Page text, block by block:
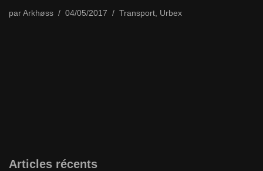
par Arkhøss 04/05/2017 Transport Urbex
Articles récents